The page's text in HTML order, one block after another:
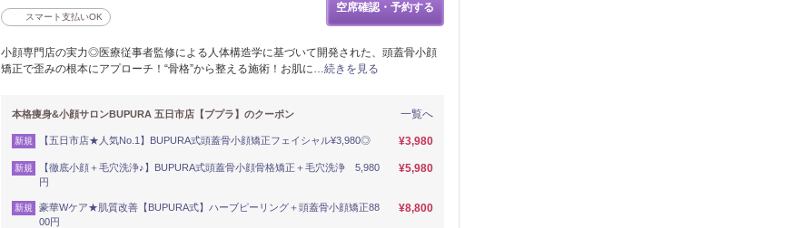
スマート支払いOK
空席確認・予約する
小顔専門店の実力◎医療従事者監修による人体構造学に基づいて開発された、頭蓋骨小顔
矯正で歪みの根本にアプローチ！“骨格”から整える施術！お肌に…続きを見る
一覧へ
本格痩身&小顔サロンBUPURA 五日市店【ブプラ】のクーポン
新規 【五日市店★人気No.1】BUPURA式頭蓋骨小顔矯正フェイシャル¥3,980◎ ¥3,980
新規
【徹底小顔＋毛穴洗浄♪】BUPURA式頭蓋骨小顔骨格矯正＋毛穴洗浄 5,980
円
¥5,980
新規
豪華Wケア★肌質改善【BUPURA式】ハーブピーリング＋頭蓋骨小顔矯正88
00円
¥8,800